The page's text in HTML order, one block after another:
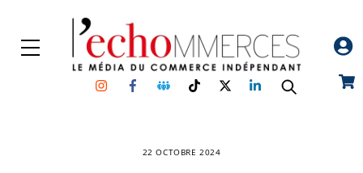
content
Menu
InstagramFacebookGroupe
Facebook
TikTokTwitterLinkedin
22 OCTOBRE 2024